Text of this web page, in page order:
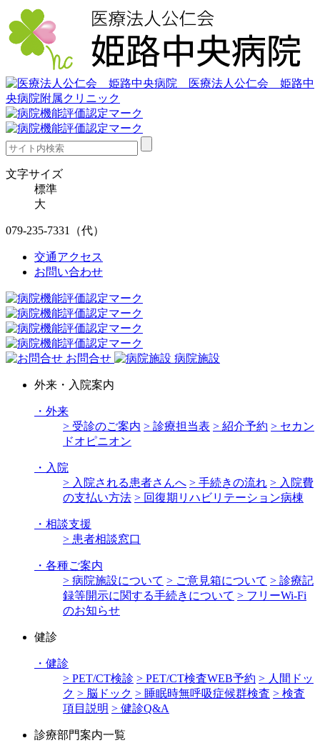
文字サイズ
標準
大
079-235-7331 （代）
交通アクセス
お問い合わせ
お問合せ 病院施設
外来・入院案内
・ 外来
> 受診のご案内 > 診療担当表 > 紹介予約 > セカン
ドオピニオン
・ 入院
> 入院される患者さんへ > 手続きの流れ > 入院費
の支払い方法 > 回復期リハビリテーション病棟
・ 相談支援
> 患者相談窓口
・ 各種ご案内
> 病院施設について > ご意見箱について > 診療記
録等開示に関する手続きについて > フリーWi-Fi
のお知らせ
健診
・ 健診
> PET/CT検診 > PET/CT検査WEB予約 > 人間ドッ
ク > 脳ドック > 睡眠時無呼吸症候群検査 > 検査
項目説明 > 健診Q&A
診療部門案内一覧